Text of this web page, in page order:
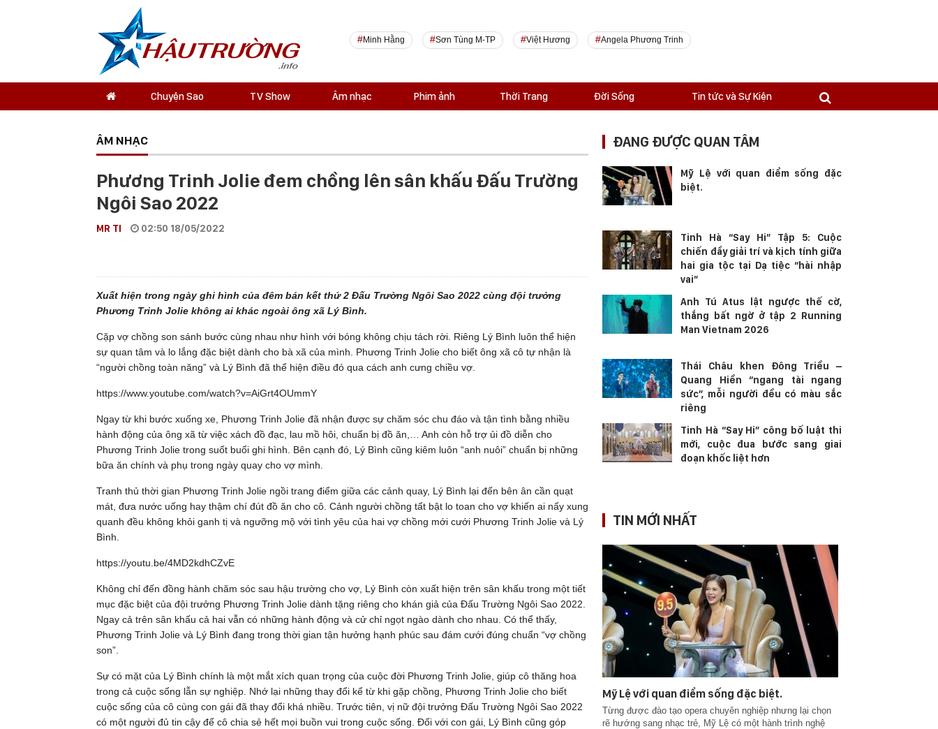
Minh Hằng Sơn Tùng M-TP Việt Hương Angela Phương Trinh
Chuyện Sao TV Show Âm nhạc Phim ảnh Thời Trang Đời Sống Tin tức và Sự Kiện
ÂM NHẠC
Phương Trinh Jolie đem chồng lên sân khấu Đấu Trường
Ngôi Sao 2022
MR TI 02:50 18/05/2022
Xuất hiện trong ngày ghi hình của đêm bán kết thứ 2 Đấu Trường Ngôi Sao 2022 cùng đội trưởng
Phương Trinh Jolie không ai khác ngoài ông xã Lý Bình.
Cặp vợ chồng son sánh bước cùng nhau như hình với bóng không chịu tách rời. Riêng Lý Bình luôn thể hiện
sự quan tâm và lo lắng đặc biệt dành cho bà xã của mình. Phương Trinh Jolie cho biết ông xã cô tự nhận là
“người chồng toàn năng” và Lý Bình đã thể hiện điều đó qua cách anh cưng chiều vợ.
https://www.youtube.com/watch?v=AiGrt4OUmmY
Ngay từ khi bước xuống xe, Phương Trinh Jolie đã nhận được sự chăm sóc chu đáo và tận tình bằng nhiều
hành động của ông xã từ việc xách đồ đạc, lau mồ hôi, chuẩn bị đồ ăn,… Anh còn hỗ trợ ủi đồ diễn cho
Phương Trinh Jolie trong suốt buổi ghi hình. Bên cạnh đó, Lý Bình cũng kiêm luôn “anh nuôi” chuẩn bị những
bữa ăn chính và phụ trong ngày quay cho vợ mình.
Tranh thủ thời gian Phương Trinh Jolie ngồi trang điểm giữa các cảnh quay, Lý Bình lại đến bên ân cần quạt
mát, đưa nước uống hay thậm chí đút đồ ăn cho cô. Cảnh người chồng tất bật lo toan cho vợ khiến ai nấy xung
quanh đều không khỏi ganh tị và ngưỡng mộ với tình yêu của hai vợ chồng mới cưới Phương Trinh Jolie và Lý
Bình.
https://youtu.be/4MD2kdhCZvE
Không chỉ đến đồng hành chăm sóc sau hậu trường cho vợ, Lý Bình còn xuất hiện trên sân khấu trong một tiết
mục đặc biệt của đội trưởng Phương Trinh Jolie dành tặng riêng cho khán giả của Đấu Trường Ngôi Sao 2022.
Ngay cả trên sân khấu cả hai vẫn có những hành động và cử chỉ ngọt ngào dành cho nhau. Có thể thấy,
Phương Trinh Jolie và Lý Bình đang trong thời gian tận hưởng hạnh phúc sau đám cưới đúng chuẩn “vợ chồng
son”.
Sự có mặt của Lý Bình chính là một mắt xích quan trọng của cuộc đời Phương Trinh Jolie, giúp cô thăng hoa
trong cả cuộc sống lẫn sự nghiệp. Nhớ lại những thay đổi kể từ khi gặp chồng, Phương Trinh Jolie cho biết
cuộc sống của cô cùng con gái đã thay đổi khá nhiều. Trước tiên, vị nữ đội trưởng Đấu Trường Ngôi Sao 2022
có một người đủ tin cậy để cô chia sẻ hết mọi buồn vui trong cuộc sống. Đối với con gái, Lý Bình cũng góp
ĐANG ĐƯỢC QUAN TÂM
Mỹ Lệ với quan điểm sống đặc
biệt.
Tinh Hà “Say Hi” Tập 5: Cuộc
chiến đầy giải trí và kịch tính giữa
hai gia tộc tại Dạ tiệc “hài nhập
vai”
Anh Tú Atus lật ngược thế cờ,
thắng bất ngờ ở tập 2 Running
Man Vietnam 2026
Thái Châu khen Đông Triều –
Quang Hiền “ngang tài ngang
sức”, mỗi người đều có màu sắc
riêng
Tinh Hà “Say Hi” công bố luật thi
mới, cuộc đua bước sang giai
đoạn khốc liệt hơn
TIN MỚI NHẤT
Mỹ Lệ với quan điểm sống đặc biệt.
Từng được đào tạo opera chuyên nghiệp nhưng lại chọn
rẽ hướng sang nhạc trẻ, Mỹ Lệ có một hành trình nghệ